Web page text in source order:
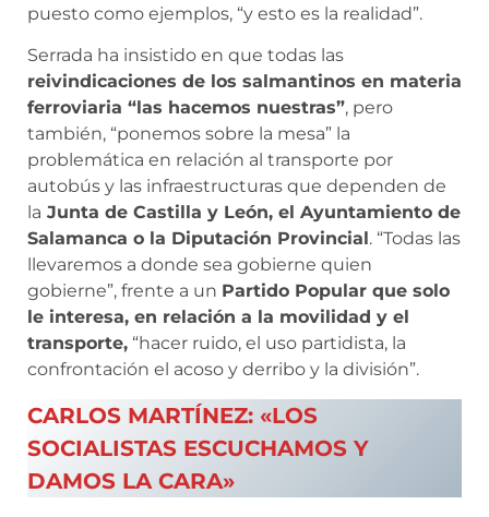
puesto como ejemplos, “y esto es la realidad”.
Serrada ha insistido en que todas las
reivindicaciones de los salmantinos en materia
ferroviaria “las hacemos nuestras”, pero
también, “ponemos sobre la mesa” la
problemática en relación al transporte por
autobús y las infraestructuras que dependen de
la Junta de Castilla y León, el Ayuntamiento de
Salamanca o la Diputación Provincial . “Todas las
llevaremos a donde sea gobierne quien
gobierne”, frente a un Partido Popular que solo
le interesa, en relación a la movilidad y el
transporte, “hacer ruido, el uso partidista, la
confrontación el acoso y derribo y la división”.
CARLOS MARTÍNEZ: «LOS
SOCIALISTAS ESCUCHAMOS Y
DAMOS LA CARA»